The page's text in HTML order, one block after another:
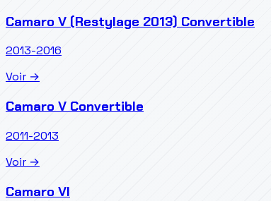
Camaro V (Restylage 2013) Convertible
2013-2016
Voir →
Camaro V Convertible
2011-2013
Voir →
Camaro VI